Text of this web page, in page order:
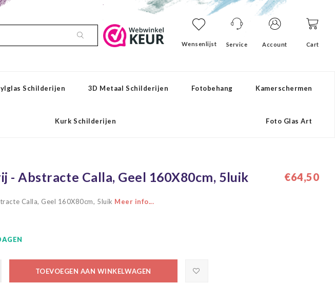
Wensenlijst Service Account Cart
Schilderijen 3D Metaal Schilderijen Fotobehang Kamerschermen
Kurk Schilderijen Foto Glas Art
- Abstracte Calla, Geel 160X80cm, 5luik €64,50
Calla, Geel 160X80cm, 5luik Meer info...
TOEVOEGEN AAN WINKELWAGEN